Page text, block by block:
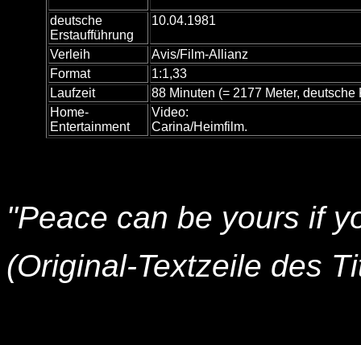
deutsche
Erstaufführung
10.04.1981
Verleih
Avis/Film-Allianz
Format
1:1,33
Laufzeit
88 Minuten (= 2177 Meter, deutsche
Home-
Entertainment
Video:
Carina/Heimfilm.
"Peace can be yours if
(Original-Textzeile des